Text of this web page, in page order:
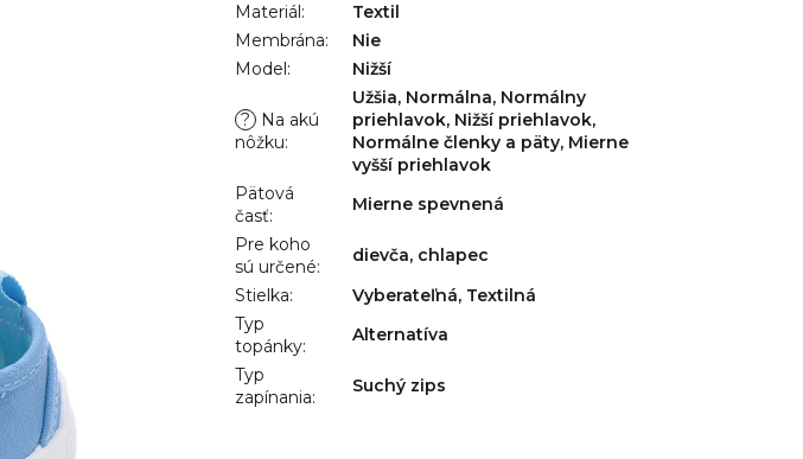
Materiál :
Textil
Membrána:
Nie
Model : Nižší
?
Na akú
nôžku:
Užšia, Normálna, Normálny
priehlavok, Nižší priehlavok,
Normálne členky a päty, Mierne
vyšší priehlavok
Pätová
časť:
Mierne spevnená
Pre koho
sú určené:
dievča, chlapec
Stielka:
Vyberateľná, Textilná
Typ
topánky:
Alternatíva
Typ
zapínania:
Suchý zips